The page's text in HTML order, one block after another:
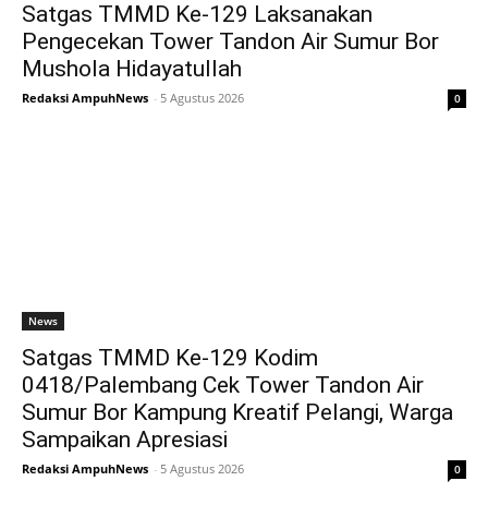
Satgas TMMD Ke-129 Laksanakan
Pengecekan Tower Tandon Air Sumur Bor
Mushola Hidayatullah
Redaksi AmpuhNews - 5 Agustus 2026 0
News
Satgas TMMD Ke-129 Kodim
0418/Palembang Cek Tower Tandon Air
Sumur Bor Kampung Kreatif Pelangi, Warga
Sampaikan Apresiasi
Redaksi AmpuhNews - 5 Agustus 2026 0